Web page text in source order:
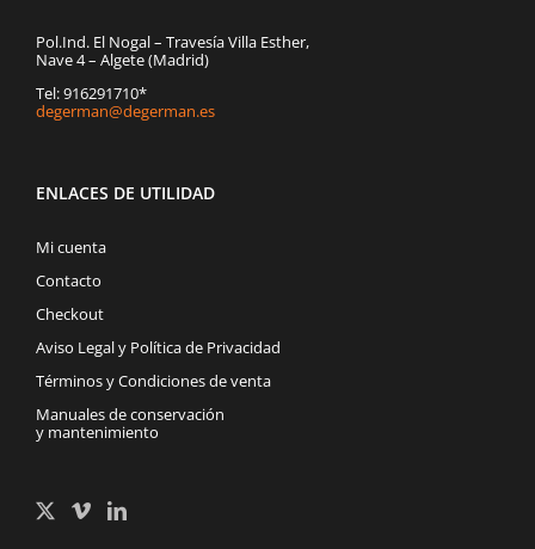
Pol.Ind. El Nogal – Travesía Villa Esther,
Nave 4 – Algete (Madrid)
Tel: 916291710*
degerman@degerman.es
ENLACES DE UTILIDAD
Mi cuenta
Contacto
Checkout
Aviso Legal y Política de Privacidad
Términos y Condiciones de venta
Manuales de conservación
y mantenimiento